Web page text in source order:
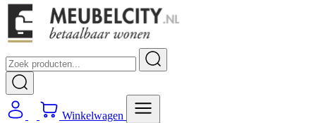
Winkelwagen